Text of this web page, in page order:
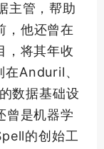
主管，帮助
，他还曾在
，将其年收
Anduril、
数据基础设
曾是机器学
的创始工